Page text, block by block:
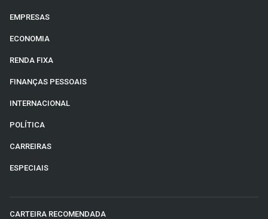
EMPRESAS
ECONOMIA
RENDA FIXA
FINANÇAS PESSOAIS
INTERNACIONAL
POLÍTICA
CARREIRAS
ESPECIAIS
CARTEIRA RECOMENDADA